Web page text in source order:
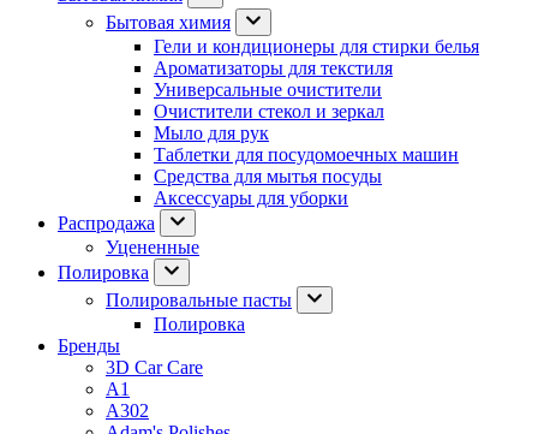
Бытовая химия
Гели и кондиционеры для стирки белья
Ароматизаторы для текстиля
Универсальные очистители
Очистители стекол и зеркал
Мыло для рук
Таблетки для посудомоечных машин
Средства для мытья посуды
Аксессуары для уборки
Распродажа
Уцененные
Полировка
Полировальные пасты
Полировка
Бренды
3D Car Care
A1
A302